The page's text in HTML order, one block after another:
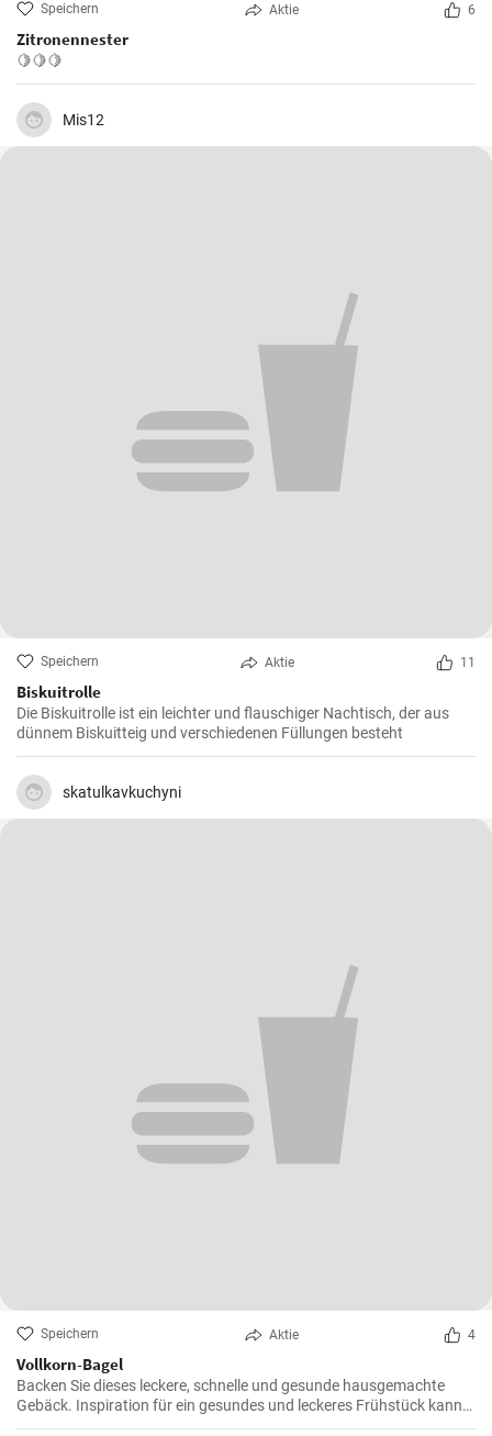
Speichern Aktie 6
Zitronennester
🍋🍋🍋
Mis12
Speichern Aktie 11
Biskuitrolle
Die Biskuitrolle ist ein leichter und flauschiger Nachtisch, der aus
dünnem Biskuitteig und verschiedenen Füllungen besteht
skatulkavkuchyni
Speichern Aktie 4
Vollkorn-Bagel
Backen Sie dieses leckere, schnelle und gesunde hausgemachte
Gebäck. Inspiration für ein gesundes und leckeres Frühstück kann
man nie genug haben.